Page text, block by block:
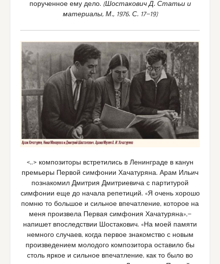
порученное ему дело. (Шостакович Д. Статьи и
материалы, М., 1976. С. 17—19)
<..> композиторы встретились в Ленинграде в канун
премьеры Первой симфонии Хачатуряна. Арам Ильич
познакомил Дмитрия Дмитриевича с партитурой
симфонии еще до начала репетиций. «Я очень хорошо
помню то большое и сильное впечатление, которое на
меня произвела Первая симфония Хачатуряна»,—
напишет впоследствии Шостакович. «На моей памяти
немного случаев, когда первое знакомство с новым
произведением молодого композитора оставило бы
столь яркое и сильное впечатление, как то было во